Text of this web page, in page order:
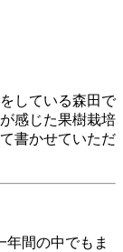
している森田で
感じた果樹栽培
書かせていただ
年間の中でもま